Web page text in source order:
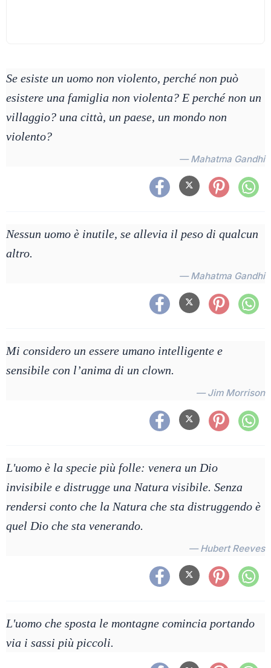
Se esiste un uomo non violento, perché non può
esistere una famiglia non violenta? E perché non un
villaggio? una città, un paese, un mondo non
violento?
— Mahatma Gandhi
Nessun uomo è inutile, se allevia il peso di qualcun
altro.
— Mahatma Gandhi
Mi considero un essere umano intelligente e
sensibile con l’anima di un clown.
— Jim Morrison
L'uomo è la specie più folle: venera un Dio
invisibile e distrugge una Natura visibile. Senza
rendersi conto che la Natura che sta distruggendo è
quel Dio che sta venerando.
— Hubert Reeves
L'uomo che sposta le montagne comincia portando
via i sassi più piccoli.